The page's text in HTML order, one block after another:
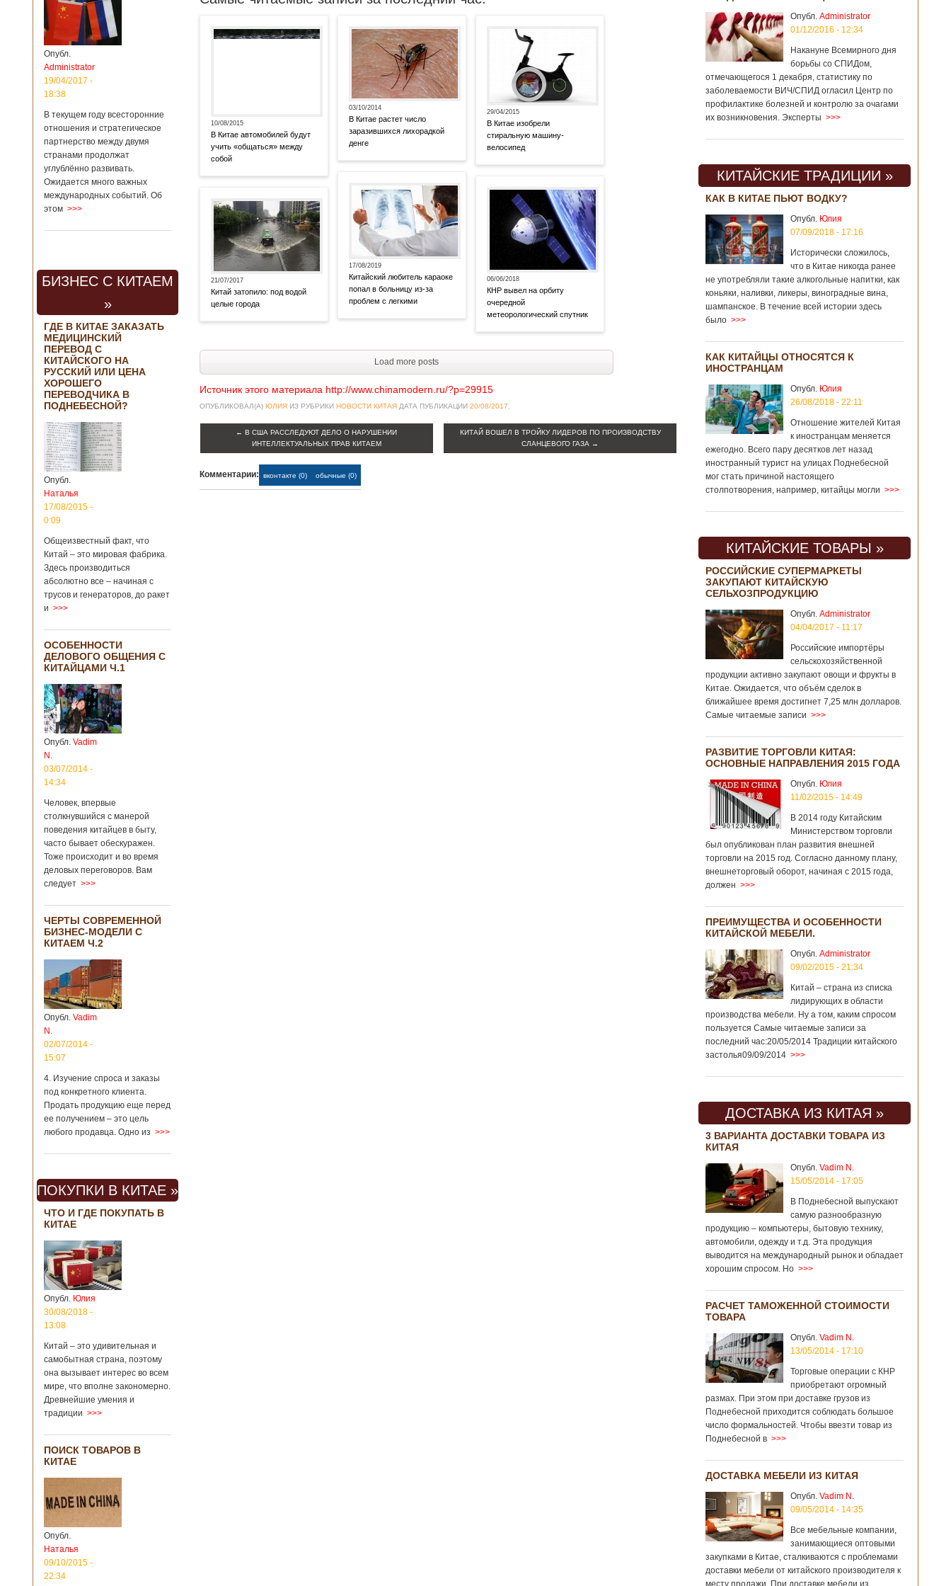
Опубл.
Administrator
19/04/2017 -
18:38
В текущем году всесторонние
отношения и стратегическое
партнерство между двумя
странами продолжат
углублённо развивать.
Ожидается много важных
международных событий. Об
этом >>>
БИЗНЕС С КИТАЕМ
»
ГДЕ В КИТАЕ ЗАКАЗАТЬ
МЕДИЦИНСКИЙ
ПЕРЕВОД С
КИТАЙСКОГО НА
РУССКИЙ ИЛИ ЦЕНА
ХОРОШЕГО
ПЕРЕВОДЧИКА В
ПОДНЕБЕСНОЙ?
Опубл.
Наталья
17/08/2015 -
0:09
Общеизвестный факт, что
Китай – это мировая фабрика.
Здесь производиться
абсолютно все – начиная с
трусов и генераторов, до ракет
и >>>
ОСОБЕННОСТИ
ДЕЛОВОГО ОБЩЕНИЯ С
КИТАЙЦАМИ Ч.1
Опубл. Vadim
N.
03/07/2014 -
14:34
Человек, впервые
столкнувшийся с манерой
поведения китайцев в быту,
часто бывает обескуражен.
Тоже происходит и во время
деловых переговоров. Вам
следует >>>
ЧЕРТЫ СОВРЕМЕННОЙ
БИЗНЕС-МОДЕЛИ С
КИТАЕМ Ч.2
Опубл. Vadim
N.
02/07/2014 -
15:07
4. Изучение спроса и заказы
под конкретного клиента.
Продать продукцию еще перед
ее получением – это цель
любого продавца. Одно из >>>
ПОКУПКИ В КИТАЕ »
ЧТО И ГДЕ ПОКУПАТЬ В
КИТАЕ
Опубл. Юлия
30/08/2018 -
13:08
Китай – это удивительная и
самобытная страна, поэтому
она вызывает интерес во всем
мире, что вполне закономерно.
Древнейшие умения и
традиции >>>
ПОИСК ТОВАРОВ В
КИТАЕ
Опубл.
Наталья
09/10/2015 -
22:34
10/08/2015
В Китае автомобилей будут
учить «общаться» между
собой
21/07/2017
Китай затопило: под водой
целые города
03/10/2014
В Китае растет число
заразившихся лихорадкой
денге
17/08/2019
Китайский любитель караоке
попал в больницу из-за
проблем с легкими
29/04/2015
В Китае изобрели
стиральную машину-
велосипед
06/06/2018
КНР вывел на орбиту
очередной
метеорологический спутник
Load more posts
Источник этого материала http://www.chinamodern.ru/?p=29915
ОПУБЛИКОВАЛ(А) ЮЛИЯ ИЗ РУБРИКИ НОВОСТИ КИТАЯ ДАТА ПУБЛИКАЦИИ 20/08/2017
← В США РАССЛЕДУЮТ ДЕЛО О НАРУШЕНИИ
ИНТЕЛЛЕКТУАЛЬНЫХ ПРАВ КИТАЕМ
КИТАЙ ВОШЕЛ В ТРОЙКУ ЛИДЕРОВ ПО ПРОИЗВОДСТВУ
СЛАНЦЕВОГО ГАЗА →
Комментарии: вконтакте (0) обычные (0)
Опубл. Administrator
01/12/2016 - 12:34
Накануне Всемирного дня
борьбы со СПИДом,
отмечающегося 1 декабря, статистику по
заболеваемости ВИЧ/СПИД огласил Центр по
профилактике болезней и контролю за очагами
их возникновения. Эксперты >>>
КИТАЙСКИЕ ТРАДИЦИИ »
КАК В КИТАЕ ПЬЮТ ВОДКУ?
Опубл. Юлия
07/09/2018 - 17:16
Исторически сложилось,
что в Китае никогда ранее
не употребляли такие алкогольные напитки, как
коньяки, наливки, ликеры, виноградные вина,
шампанское. В течение всей истории здесь
было >>>
КАК КИТАЙЦЫ ОТНОСЯТСЯ К
ИНОСТРАНЦАМ
Опубл. Юлия
26/08/2018 - 22:11
Отношение жителей Китая
к иностранцам меняется
ежегодно. Всего пару десятков лет назад
иностранный турист на улицах Поднебесной
мог стать причиной настоящего
столпотворения, например, китайцы могли >>>
КИТАЙСКИЕ ТОВАРЫ »
РОССИЙСКИЕ СУПЕРМАРКЕТЫ
ЗАКУПАЮТ КИТАЙСКУЮ
СЕЛЬХОЗПРОДУКЦИЮ
Опубл. Administrator
04/04/2017 - 11:17
Российские импортёры
сельскохозяйственной
продукции активно закупают овощи и фрукты в
Китае. Ожидается, что объём сделок в
ближайшее время достигнет 7,25 млн долларов.
Самые читаемые записи >>>
РАЗВИТИЕ ТОРГОВЛИ КИТАЯ:
ОСНОВНЫЕ НАПРАВЛЕНИЯ 2015 ГОДА
Опубл. Юлия
11/02/2015 - 14:49
В 2014 году Китайским
Министерством торговли
был опубликован план развития внешней
торговли на 2015 год. Согласно данному плану,
внешнеторговый оборот, начиная с 2015 года,
должен >>>
ПРЕИМУЩЕСТВА И ОСОБЕННОСТИ
КИТАЙСКОЙ МЕБЕЛИ.
Опубл. Administrator
09/02/2015 - 21:34
Китай – страна из списка
лидирующих в области
производства мебели. Ну а том, каким спросом
пользуется Самые читаемые записи за
последний час:20/05/2014 Традиции китайского
застолья09/09/2014 >>>
ДОСТАВКА ИЗ КИТАЯ »
3 ВАРИАНТА ДОСТАВКИ ТОВАРА ИЗ
КИТАЯ
Опубл. Vadim N.
15/05/2014 - 17:05
В Поднебесной выпускают
самую разнообразную
продукцию – компьютеры, бытовую технику,
автомобили, одежду и т.д. Эта продукция
выводится на международный рынок и обладает
хорошим спросом. Но >>>
РАСЧЕТ ТАМОЖЕННОЙ СТОИМОСТИ
ТОВАРА
Опубл. Vadim N.
13/05/2014 - 17:10
Торговые операции с КНР
приобретают огромный
размах. При этом при доставке грузов из
Поднебесной приходится соблюдать большое
число формальностей. Чтобы ввезти товар из
Поднебесной в >>>
ДОСТАВКА МЕБЕЛИ ИЗ КИТАЯ
Опубл. Vadim N.
09/05/2014 - 14:35
Все мебельные компании,
занимающиеся оптовыми
закупками в Китае, сталкиваются с проблемами
доставки мебели от китайского производителя к
месту продажи. При доставке мебели из